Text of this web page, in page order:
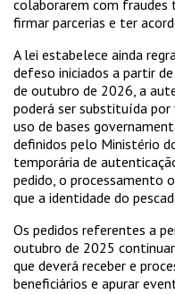
colaborarem com fraudes
firmar parcerias e ter
A lei estabelece ainda
defeso iniciados a partir
de outubro de 2026, a
poderá ser substituída
uso de bases
definidos pelo Ministério
temporária de
pedido, o processamento
que a identidade do
Os pedidos referentes a
outubro de 2025
que deverá receber e
beneficiários e apurar